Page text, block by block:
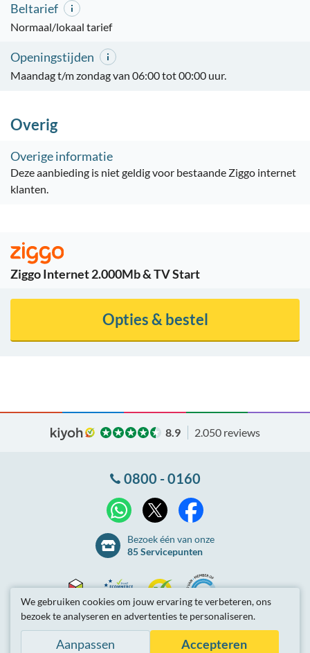
Beltarief
Normaal/lokaal tarief
Openingstijden
Maandag t/m zondag van 06:00 tot 00:00 uur.
Overig
Overige informatie
Deze aanbieding is niet geldig voor bestaande Ziggo internet
klanten.
Ziggo Internet 2.000Mb & TV Start
Opties & bestel
8.9 2.050 reviews
0800 - 0160
WhatsApp
Bezoek één van onze
85 Servicepunten
Thuiswinkel
Waarborg
Ecommerce
Europe
Kiyoh NLconnect
Partnerprogramma Tarieven zijn inclusief btw.
We gebruiken cookies om jouw ervaring te verbeteren, ons
bezoek te analyseren en advertenties te personaliseren.
Aanpassen Accepteren